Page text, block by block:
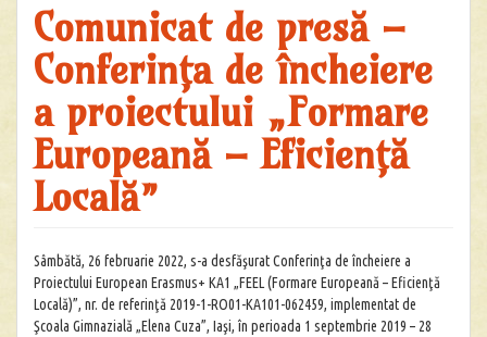
Comunicat de presă –
Conferinţa de încheiere
a proiectului „Formare
Europeană – Eficienţă
Locală”
Sâmbătă, 26 februarie 2022, s-a desfăşurat Conferinţa de încheiere a
Proiectului European Erasmus+ KA1 „FEEL (Formare Europeană – Eficienţă
Locală)”, nr. de referinţă 2019-1-RO01-KA101-062459, implementat de
Şcoala Gimnazială „Elena Cuza”, Iaşi, în perioada 1 septembrie 2019 – 28